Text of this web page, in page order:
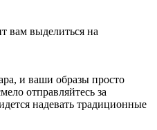
вам выделиться на
и ваши образы просто
отправляйтесь за
надевать традиционные